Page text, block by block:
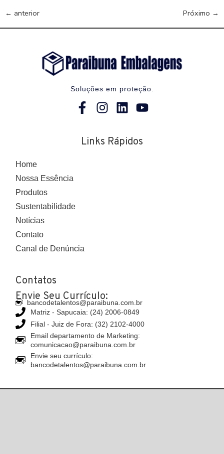
← anterior Próximo →
Soluções em proteção.
Links Rápidos
Home
Nossa Essência
Produtos
Sustentabilidade
Notícias
Contato
Canal de Denúncia
Contatos
Envie Seu Currículo:
bancodetalentos@paraibuna.com.br
Matriz - Sapucaia: (24) 2006-0849
Filial - Juiz de Fora: (32) 2102-4000
Email departamento de Marketing:
comunicacao@paraibuna.com.br
Envie seu currículo:
bancodetalentos@paraibuna.com.br